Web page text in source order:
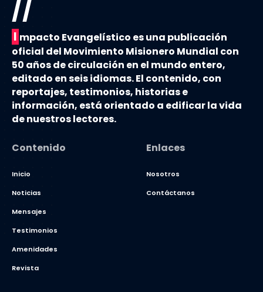
//
I mpacto Evangelístico es una publicación
oficial del Movimiento Misionero Mundial con
50 años de circulación en el mundo entero,
editado en seis idiomas. El contenido, con
reportajes, testimonios, historias e
información, está orientado a edificar la vida
de nuestros lectores.
Contenido
Inicio
Noticias
Mensajes
Testimonios
Amenidades
Revista
Enlaces
Nosotros
Contáctanos